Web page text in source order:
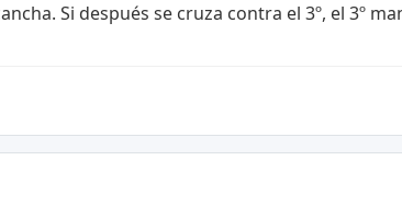
Si después se cruza contra el 3º, el 3º